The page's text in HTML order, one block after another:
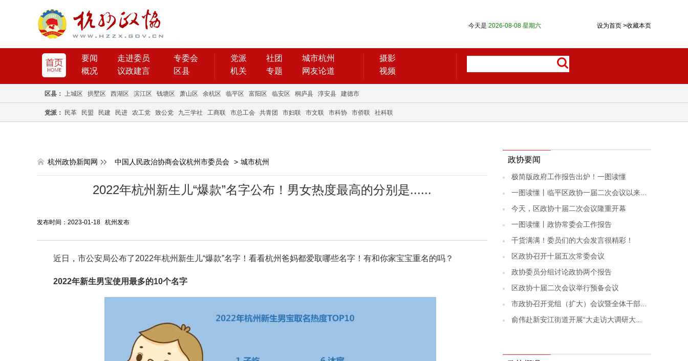
设为首页 >收藏本页
今天是 2026-08-08 星期六
要闻 走进委员
专委会
概况
议政建言 区县
党派 社团
城市杭州
机关
专题 网友论道
摄影
视频
区县： 上城区 拱墅区 西湖区 滨江区 钱塘区 萧山区 余杭区 临平区 富阳区 临安区 桐庐县 淳安县 建德市
党派： 民革 民盟 民建 民进 农工党 致公党 九三学社 工商联 市总工会 共青团 市妇联 市文联 市科协 市侨联 社科联
杭州政协新闻网 中国人民政治协商会议杭州市委员会 > 城市杭州
2022年杭州新生儿“爆款”名字公布！男女热度最高的分别是......
发布时间：2023-01-18 杭州发布
近日，市公安局公布了2022年杭州新生儿“爆款”名字！看看杭州爸妈都爱取哪些名字！有和你家宝宝重名的吗？
2022年新生男宝使用最多的10个名字
政协要闻
极简版政府工作报告出炉！一图读懂
一图读懂丨临平区政协一届二次会议以来...
今天，区政协十届二次会议隆重开幕
一图读懂丨政协常委会工作报告
干货满满！委员们的大会发言很精彩！
区政协召开十届五次常委会议
政协委员分组讨论政协两个报告
区政协十届二次会议举行预备会议
市政协召开党组（扩大）会议暨全体干部...
俞伟赴新安江街道开展“大走访大调研大...